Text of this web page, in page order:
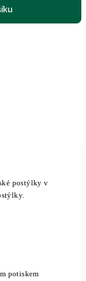
postýlky v
potiskem